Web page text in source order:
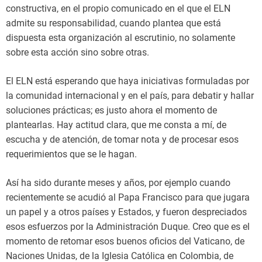
constructiva, en el propio comunicado en el que el ELN
admite su responsabilidad, cuando plantea que está
dispuesta esta organización al escrutinio, no solamente
sobre esta acción sino sobre otras.
El ELN está esperando que haya iniciativas formuladas por
la comunidad internacional y en el país, para debatir y hallar
soluciones prácticas; es justo ahora el momento de
plantearlas. Hay actitud clara, que me consta a mí, de
escucha y de atención, de tomar nota y de procesar esos
requerimientos que se le hagan.
Así ha sido durante meses y años, por ejemplo cuando
recientemente se acudió al Papa Francisco para que jugara
un papel y a otros países y Estados, y fueron despreciados
esos esfuerzos por la Administración Duque. Creo que es el
momento de retomar esos buenos oficios del Vaticano, de
Naciones Unidas, de la Iglesia Católica en Colombia, de